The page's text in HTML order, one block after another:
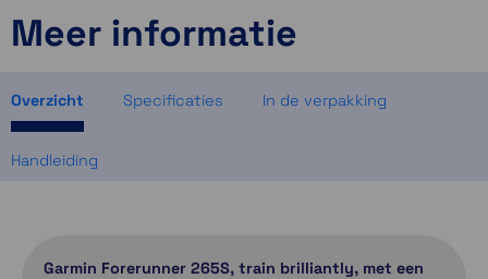
ruim op voorraad
2 op voorraad
Meer informatie
Overzicht Specificaties In de verpakking
Handleiding
Garmin Forerunner 265S, train brilliantly, met een